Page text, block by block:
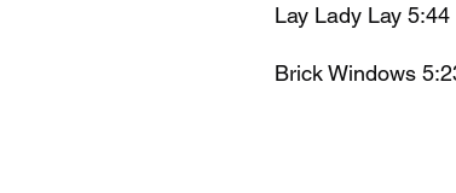
Lay Lady Lay 5:44
Brick Windows